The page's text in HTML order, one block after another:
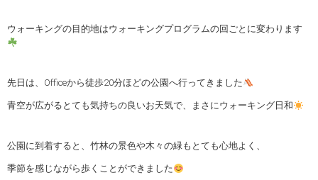
ウォーキングの目的地はウォーキングプログラムの回ごとに変わります
先日は、Officeから徒歩20分ほどの公園へ行ってきました
青空が広がるとても気持ちの良いお天気で、まさにウォーキング日和
公園に到着すると、竹林の景色や木々の緑もとても心地よく、
季節を感じながら歩くことができました